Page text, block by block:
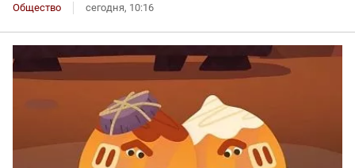
Общество сегодня, 10:16